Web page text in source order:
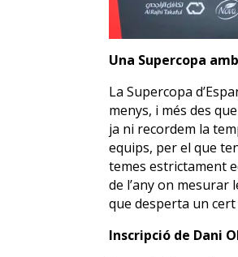
Una Supercopa
La Supercopa
menys, i més des
ja ni recordem la
equips, per el que
temes estrictament
de l’any on mesurar
que desperta un
Inscripció de Dani